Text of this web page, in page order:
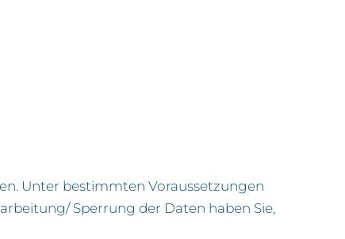
Unter bestimmten Voraussetzungen
Sperrung der Daten haben Sie,